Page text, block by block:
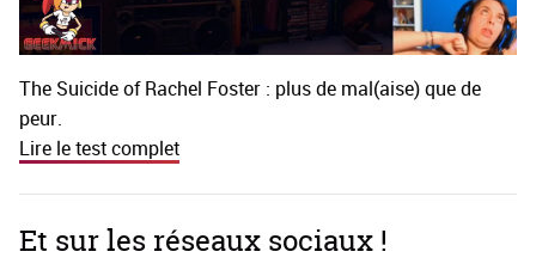
The Suicide of Rachel Foster : plus de mal(aise) que de
peur.
Lire le test complet
Et sur les réseaux sociaux !